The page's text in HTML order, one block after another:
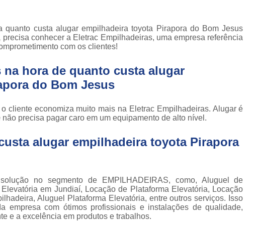
Locar
empilhadeiras
empilhadeiras
Paleteiras
Peças para
empilhadeira
Peças para
empilhadeiras
Plataformas
articuladas
Locação de Plataforma Tesoura
Assistência Técnica de Empilhadeira
Assistência
Assistência
Assistência
Assistência
Assistência
Assistência
Assistência Técnica para
Conserto de Empilhadeira a Gás
quanto custa alugar empilhadeira toyota Pirapora do Bom Jesus
conhecer a Eletrac Empilhadeiras, uma empresa referência
com os clientes!
na hora de quanto custa alugar
do Bom Jesus
cliente economiza muito mais na Eletrac Empilhadeiras. Alugar é
precisa pagar caro em um equipamento de alto nível.
alugar empilhadeira toyota Pirapora
no segmento de EMPILHADEIRAS, como, Aluguel de
em Jundiaí, Locação de Plataforma Elevatória, Locação
Aluguel Plataforma Elevatória, entre outros serviços. Isso
empresa com ótimos profissionais e instalações de qualidade,
e a excelência em produtos e trabalhos.